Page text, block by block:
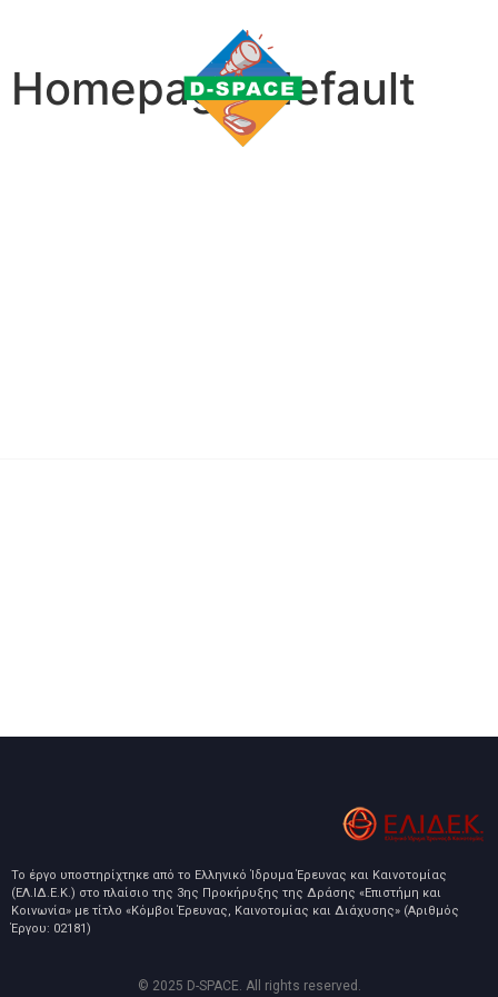
Homepage-default
Το έργο υποστηρίχτηκε από το Ελληνικό Ίδρυμα Έρευνας και Καινοτομίας
(ΕΛ.ΙΔ.Ε.Κ.) στο πλαίσιο της 3ης Προκήρυξης της Δράσης «Επιστήμη και
Κοινωνία» με τίτλο «Κόμβοι Έρευνας, Καινοτομίας και Διάχυσης» (Αριθμός
Έργου: 02181)
© 2025 D-SPACE. All rights reserved.